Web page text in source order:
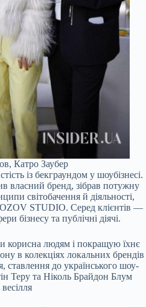
Катро Заубер
із бекграундом у шоубізнесі.
власний бренд, зібрав потужну
світобачення й діяльності,
STUDIO. Серед клієнтів —
бізнесу та публічні діячі.
корисна людям і покращую їхнє
в колекціях локальних брендів
до українського шоу-
Теру та Ніколь Брайдон Блум